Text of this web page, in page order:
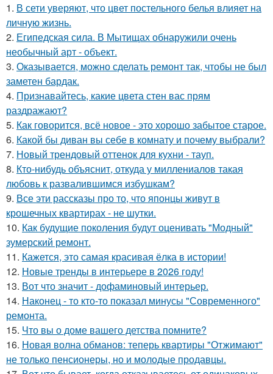
1. В сети уверяют, что цвет постельного белья влияет на
личную жизнь.
2. Египедская сила. В Мытищах обнаружили очень
необычный арт - объект.
3. Оказывается, можно сделать ремонт так, чтобы не был
заметен бардак.
4. Признавайтесь, какие цвета стен вас прям
раздражают?
5. Как говорится, всё новое - это хорошо забытое старое.
6. Какой бы диван вы себе в комнату и почему выбрали?
7. Новый трендовый оттенок для кухни - тауп.
8. Кто-нибудь объяснит, откуда у миллениалов такая
любовь к развалившимся избушкам?
9. Все эти рассказы про то, что японцы живут в
крошечных квартирах - не шутки.
10. Как будущие поколения будут оценивать "Модный"
зумерский ремонт.
11. Кажется, это самая красивая ёлка в истории!
12. Новые тренды в интерьере в 2026 году!
13. Вот что значит - дофаминовый интерьер.
14. Наконец - то кто-то показал минусы "Современного"
ремонта.
15. Что вы о доме вашего детства помните?
16. Новая волна обманов: теперь квартиры "Отжимают"
не только пенсионеры, но и молодые продавцы.